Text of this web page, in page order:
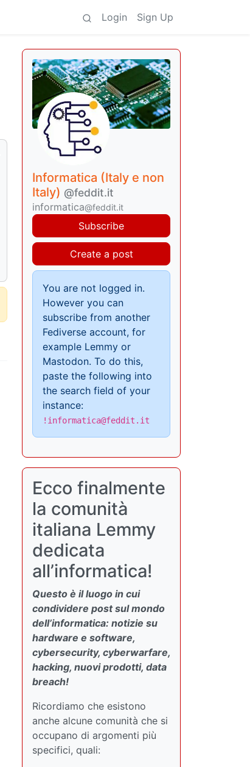
Login Sign Up
Informatica (Italy e non
Italy) @feddit.it
informatica@feddit.it
Subscribe
Create a post
You are not logged in.
However you can
subscribe from another
Fediverse account, for
example Lemmy or
Mastodon. To do this,
paste the following into
the search field of your
instance:
!informatica@feddit.it
Ecco finalmente
la comunità
italiana Lemmy
dedicata
all’informatica!
Questo è il luogo in cui
condividere post sul mondo
dell’informatica: notizie su
hardware e software,
cybersecurity, cyberwarfare,
hacking, nuovi prodotti, data
breach!
Ricordiamo che esistono
anche alcune comunità che si
occupano di argomenti più
specifici, quali: